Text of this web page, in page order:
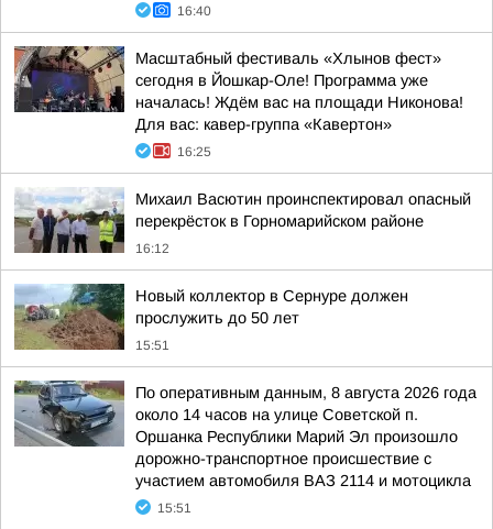
16:40
Масштабный фестиваль «Хлынов фест»
сегодня в Йошкар-Оле! Программа уже
началась! Ждём вас на площади Никонова!
Для вас: кавер-группа «Кавертон»
16:25
Михаил Васютин проинспектировал опасный
перекрёсток в Горномарийском районе
16:12
Новый коллектор в Сернуре должен
прослужить до 50 лет
15:51
По оперативным данным, 8 августа 2026 года
около 14 часов на улице Советской п.
Оршанка Республики Марий Эл произошло
дорожно-транспортное происшествие с
участием автомобиля ВАЗ 2114 и мотоцикла
15:51